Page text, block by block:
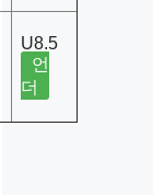
U8.5
언
더